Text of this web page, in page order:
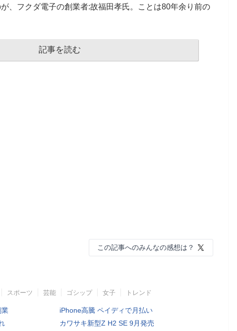
、フクダ電子の創業者:故福田孝氏。ことは80年余り前の
記事を読む
この記事へのみんなの感想は？
スポーツ 芸能 ゴシップ 女子 トレンド
業
iPhone高騰 ペイディで月払い
カワサキ新型Z H2 SE 9月発売